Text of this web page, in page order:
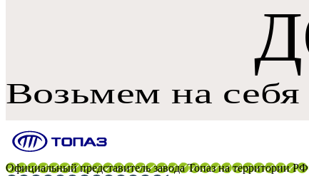
Официальный представитель завода Топаз на территории РФ